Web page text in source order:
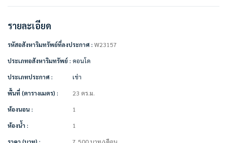
เครื่องใช้ไฟฟ้า/ตกแต่งเฟอร์นิเจอร์พร้อมอยู่
• ทีวี 32 นิ้ว
• ไมโครเวฟ
• เตียง + ที่นอน 5 ฟุต
• ตู้แขวนผนัง Built In
• ผ้าม่านกัน UV , ม่านปรับแสงบริเวณระเบียง
• โซฟา
• เคาน์เตอร์ล้างจาน
• เครื่องทำน้ำอุ่น
• โต๊ะทานข้าว + เก้าอี้
สิ่งอำนวยความสะดวกในโครงการ
รายละเอียด
รหัสอสังหาริมทรัพย์ที่ลงประกาศ : W23157
ประเภทอสังหาริมทรัพย์ : คอนโด
ประเภทประกาศ :
เช่า
พื้นที่ (ตารางเมตร) :
23 ตร.ม.
ห้องนอน :
1
ห้องน้ำ :
1